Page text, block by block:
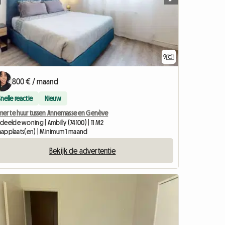
9
800 € / maand
reactie Nieuw
te huur tussen Annemasse en Genève
woning | Ambilly (74100) | 11 M2
| Minimum 1 maand
Bekijk de advertentie